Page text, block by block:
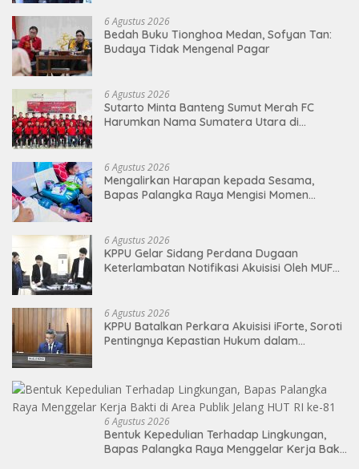
6 Agustus 2026
Bedah Buku Tionghoa Medan, Sofyan Tan:
Budaya Tidak Mengenal Pagar
6 Agustus 2026
Sutarto Minta Banteng Sumut Merah FC
Harumkan Nama Sumatera Utara di
6 Agustus 2026
Mengalirkan Harapan kepada Sesama,
Bapas Palangka Raya Mengisi Momen
6 Agustus 2026
KPPU Gelar Sidang Perdana Dugaan
Keterlambatan Notifikasi Akuisisi Oleh MUFG
6 Agustus 2026
KPPU Batalkan Perkara Akuisisi iForte, Soroti
Pentingnya Kepastian Hukum dalam
6 Agustus 2026
Bentuk Kepedulian Terhadap Lingkungan,
Bapas Palangka Raya Menggelar Kerja Bakti